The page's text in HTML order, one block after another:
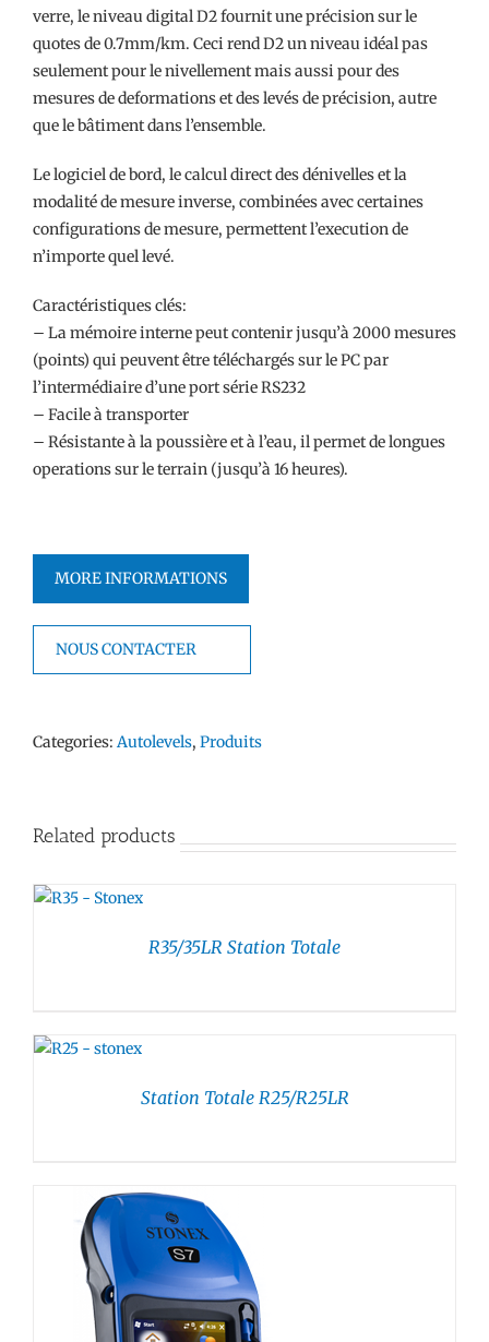
verre, le niveau digital D2 fournit une précision sur le
quotes de 0.7mm/km. Ceci rend D2 un niveau idéal pas
seulement pour le nivellement mais aussi pour des
mesures de deformations et des levés de précision, autre
que le bâtiment dans l’ensemble.
Le logiciel de bord, le calcul direct des dénivelles et la
modalité de mesure inverse, combinées avec certaines
configurations de mesure, permettent l’execution de
n’importe quel levé.
Caractéristiques clés:
– La mémoire interne peut contenir jusqu’à 2000 mesures
(points) qui peuvent être téléchargés sur le PC par
l’intermédiaire d’une port série RS232
– Facile à transporter
– Résistante à la poussière et à l’eau, il permet de longues
operations sur le terrain (jusqu’à 16 heures).
MORE INFORMATIONS
NOUS CONTACTER
Categories: Autolevels, Produits
Related products
R35/35LR Station Totale
Station Totale R25/R25LR